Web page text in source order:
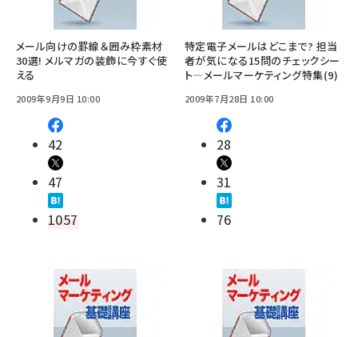
メール向けの罫線＆囲み枠素材
30選! メルマガの装飾に今すぐ使
える
2009年9月9日 10:00
42
47
1057
特定電子メールはどこまで? 担当
者が気になる15問のチェックシー
ト―メールマーケティング特集(9)
2009年7月28日 10:00
28
31
76